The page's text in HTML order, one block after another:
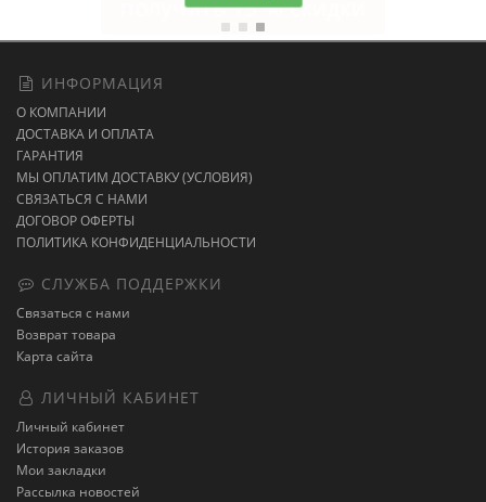
ИНФОРМАЦИЯ
О КОМПАНИИ
ДОСТАВКА И ОПЛАТА
ГАРАНТИЯ
МЫ ОПЛАТИМ ДОСТАВКУ (УСЛОВИЯ)
СВЯЗАТЬСЯ С НАМИ
ДОГОВОР ОФЕРТЫ
ПОЛИТИКА КОНФИДЕНЦИАЛЬНОСТИ
СЛУЖБА ПОДДЕРЖКИ
Связаться с нами
Возврат товара
Карта сайта
ЛИЧНЫЙ КАБИНЕТ
Личный кабинет
История заказов
Мои закладки
Рассылка новостей